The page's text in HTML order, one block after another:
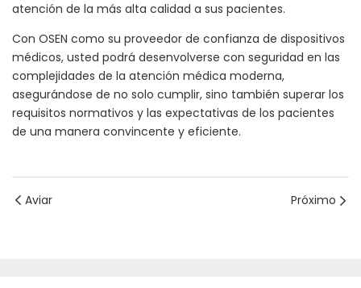
atención de la más alta calidad a sus pacientes.
Con OSEN como su proveedor de confianza de dispositivos
médicos, usted podrá desenvolverse con seguridad en las
complejidades de la atención médica moderna,
asegurándose de no solo cumplir, sino también superar los
requisitos normativos y las expectativas de los pacientes
de una manera convincente y eficiente.
Aviar Próximo